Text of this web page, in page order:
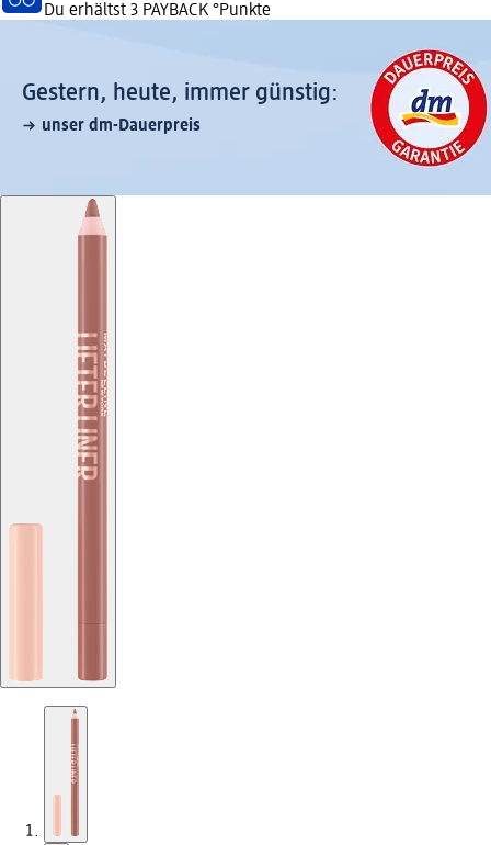
Du erhältst 3 PAYBACK °Punkte
Gestern, heute, immer günstig:
unser dm-Dauerpreis